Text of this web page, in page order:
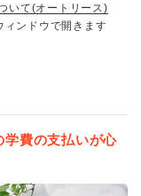
いて(オートリース)
学費の支払いが心